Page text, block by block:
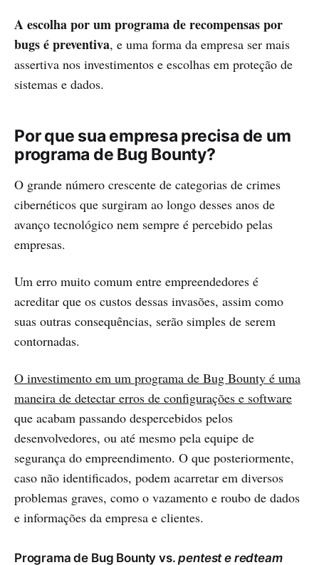
A escolha por um programa de recompensas por
bugs é preventiva, e uma forma da empresa ser mais
assertiva nos investimentos e escolhas em proteção de
sistemas e dados.
Por que sua empresa precisa de um
programa de Bug Bounty?
O grande número crescente de categorias de crimes
cibernéticos que surgiram ao longo desses anos de
avanço tecnológico nem sempre é percebido pelas
empresas.
Um erro muito comum entre empreendedores é
acreditar que os custos dessas invasões, assim como
suas outras consequências, serão simples de serem
contornadas.
O investimento em um programa de Bug Bounty é uma
maneira de detectar erros de configurações e software
que acabam passando despercebidos pelos
desenvolvedores, ou até mesmo pela equipe de
segurança do empreendimento. O que posteriormente,
caso não identificados, podem acarretar em diversos
problemas graves, como o vazamento e roubo de dados
e informações da empresa e clientes.
Programa de Bug Bounty vs.pentest e redteam